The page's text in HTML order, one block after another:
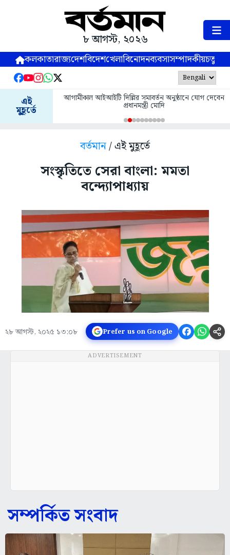
৮ আগস্ট, ২০২৬
কলকাতারাজ্যদেশবিদেশখেলাবিনোদনব্যবসাসম্পাদকীয়
এই
মুহূর্তে
আগামীকাল আইআইটি দিল্লির সমাবর্তন অনুষ্ঠানে যোগ দেবেন
প্রধানমন্ত্রী মোদি
বর্তমান/ এই মুহূর্তে
সংস্কৃতিতে সেরা বাংলা: মমতা
বন্দ্যোপাধ্যায়
২৮ আগস্ট, ২০২৫ ১৩:০৮ Prefer us on Google
ADVERTISEMENT
সম্পর্কিত সংবাদ